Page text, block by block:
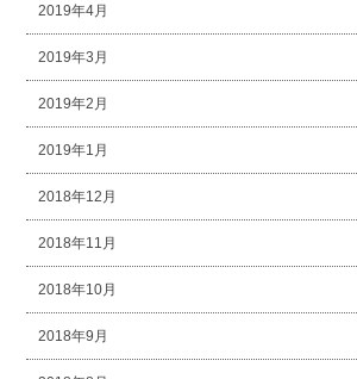
2019年4月
2019年3月
2019年2月
2019年1月
2018年12月
2018年11月
2018年10月
2018年9月